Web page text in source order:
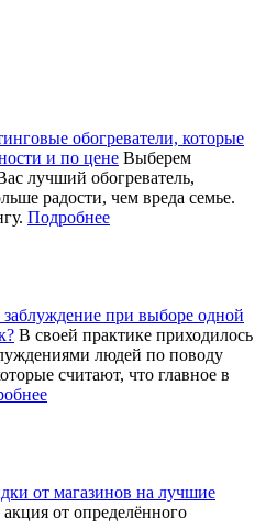
обогреватели, которые
и по цене Выберем
лучший обогреватель,
радости, чем вреда семье.
Подробнее
заблуждение при выборе одной
В своей практике приходилось
людей по поводу
считают, что главное в
от магазинов на лучшие
от определённого